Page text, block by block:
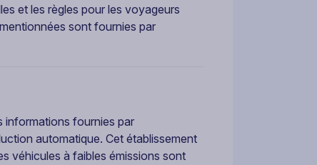
et les règles pour les voyageurs
sont fournies par
informations fournies par
automatique. Cet établissement
véhicules à faibles émissions sont